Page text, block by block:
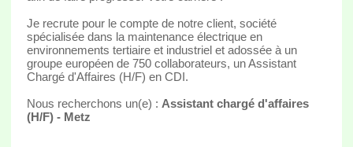
Je recrute pour le compte de notre client, société
spécialisée dans la maintenance électrique en
environnements tertiaire et industriel et adossée à un
groupe européen de 750 collaborateurs, un Assistant
Chargé d'Affaires (H/F) en CDI.
Nous recherchons un(e) : Assistant chargé d'affaires
(H/F) - Metz